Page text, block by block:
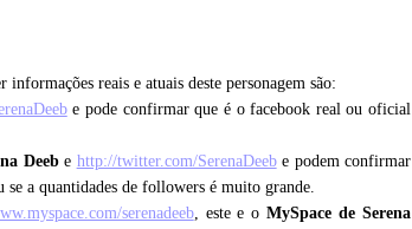
informações reais e atuais deste personagem são:
e pode confirmar que é o facebook real ou oficial
Deebe http://twitter.com/SerenaDeebe podem confirmar
a quantidades de followers é muito grande.
serenadeeb, este e oMySpace de Serena